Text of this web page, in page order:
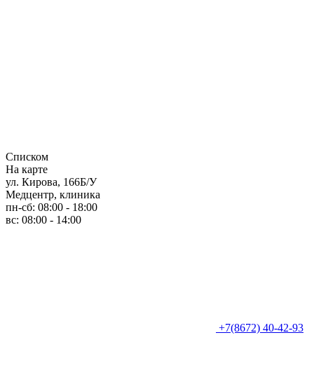
Списком
На карте
ул. Кирова, 166Б/У
Медцентр, клиника
пн-сб: 08:00 - 18:00
вс: 08:00 - 14:00
+7(8672) 40-42-93